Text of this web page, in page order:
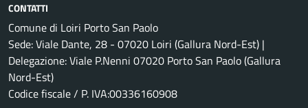
CONTATTI
Comune di Loiri Porto San Paolo
Sede: Viale Dante, 28 - 07020 Loiri (Gallura Nord-Est) |
Delegazione: Viale P.Nenni 07020 Porto San Paolo (Gallura
Nord-Est)
Codice fiscale / P. IVA:00336160908